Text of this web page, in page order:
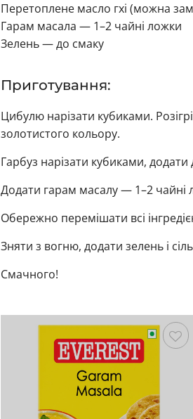
Перетоплене масло гхі (можна
Гарам масала — 1–2 чайні ложки
Зелень — до смаку
Приготування:
Цибулю нарізати кубиками.
золотистого кольору.
Гарбуз нарізати кубиками,
Додати гарам масалу — 1–2 чайні
Обережно перемішати всі
Зняти з вогню, додати зелень і
Смачного!
Зберегти